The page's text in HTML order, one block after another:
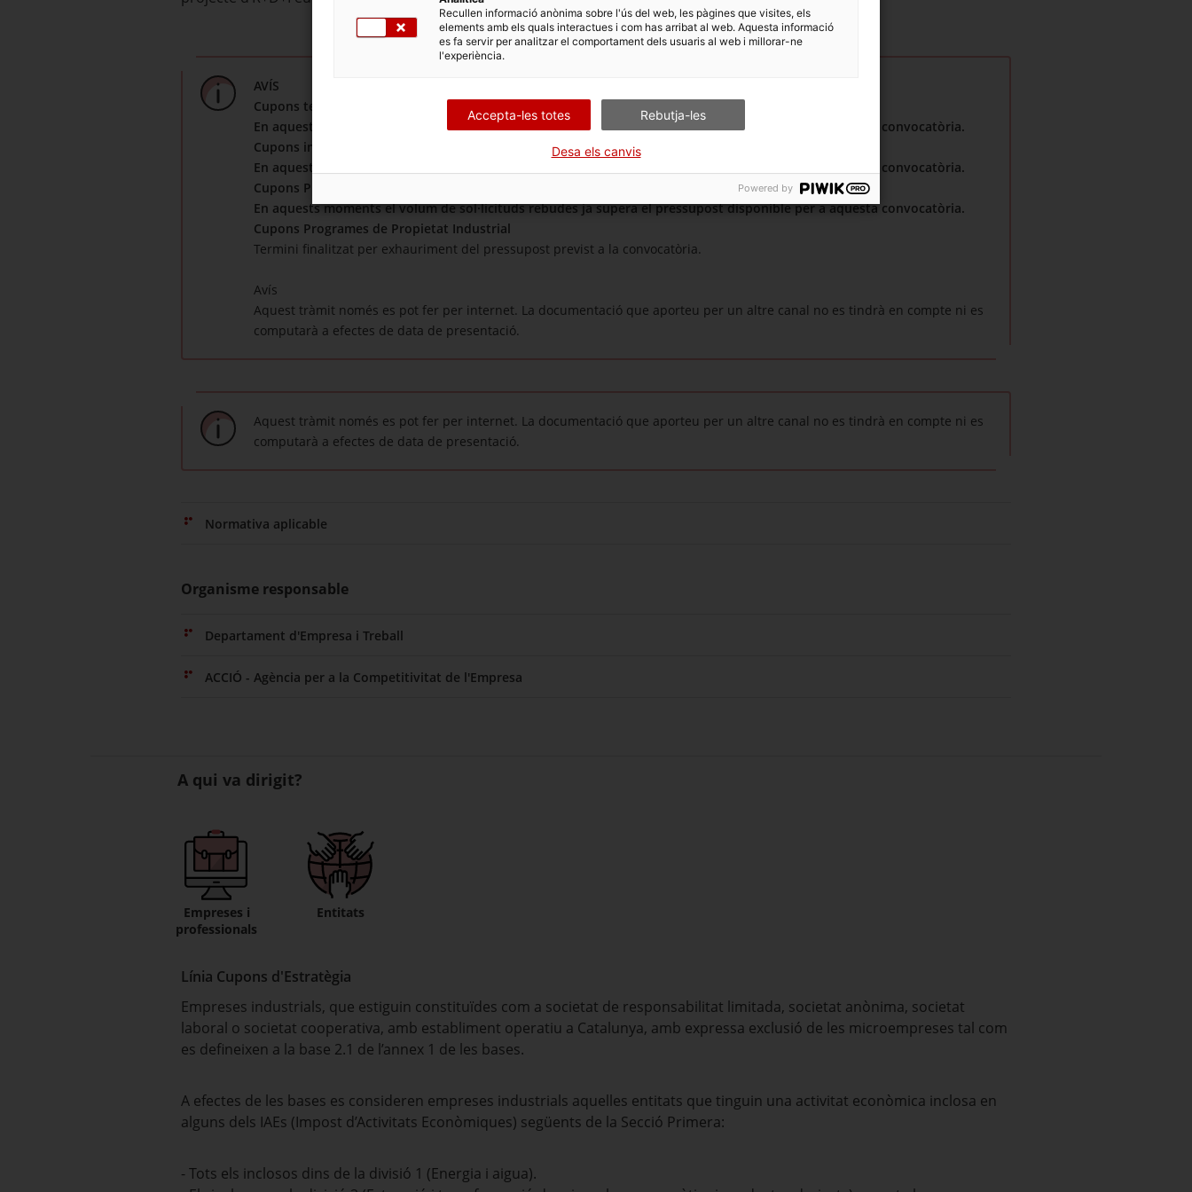
AVÍS
Cupons tecnologies digitals avançades:
En aquests moments el volum de sol·licituds rebudes ja supera el pressupost disponible per a aquesta convocatòria.
Cupons iniciació a l’exportació:
En aquests moments el volum de sol·licituds rebudes ja supera el pressupost disponible per a aquesta convocatòria.
Cupons Programes Europeus R+D+I:
En aquests moments el volum de sol·licituds rebudes ja supera el pressupost disponible per a aquesta convocatòria.
Cupons Programes de Propietat Industrial
Termini finalitzat per exhauriment del pressupost previst a la convocatòria.
Avís
Aquest tràmit només es pot fer per internet. La documentació que aporteu per un altre canal no es tindrà en compte ni es
computarà a efectes de data de presentació.
Aquest tràmit només es pot fer per internet. La documentació que aporteu per un altre canal no es tindrà en compte ni es
computarà a efectes de data de presentació.
Normativa aplicable
Organisme responsable
Departament d'Empresa i Treball
ACCIÓ - Agència per a la Competitivitat de l'Empresa
A qui va dirigit?
Empreses i
professionals
Entitats
Línia Cupons d'Estratègia
Empreses industrials, que estiguin constituïdes com a societat de responsabilitat limitada, societat anònima, societat
laboral o societat cooperativa, amb establiment operatiu a Catalunya, amb expressa exclusió de les microempreses tal com
es defineixen a la base 2.1 de l’annex 1 de les bases.
A efectes de les bases es consideren empreses industrials aquelles entitats que tinguin una activitat econòmica inclosa en
alguns dels IAEs (Impost d’Activitats Econòmiques) següents de la Secció Primera:
- Tots els inclosos dins de la divisió 1 (Energia i aigua).
Recullen informació anònima sobre l'ús del web, les pàgines que visites, els
elements amb els quals interactues i com has arribat al web. Aquesta informació
es fa servir per analitzar el comportament dels usuaris al web i millorar-ne
l'experiència.
Accepta-les totes Rebutja-les
Desa els canvis
Powered by